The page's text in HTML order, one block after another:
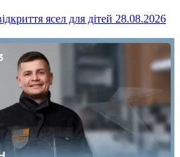
ясел для дітей 28.08.2026